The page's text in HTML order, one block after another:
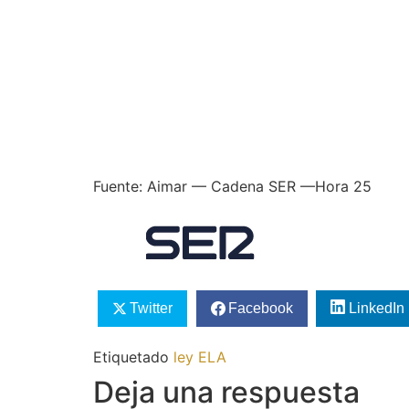
Fuente: Aimar — Cadena SER —Hora 25
Twitter Facebook LinkedIn
Etiquetado ley ELA
Deja una respuesta